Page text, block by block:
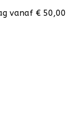
vanaf € 50,00